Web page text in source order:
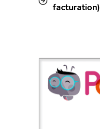
facturation)